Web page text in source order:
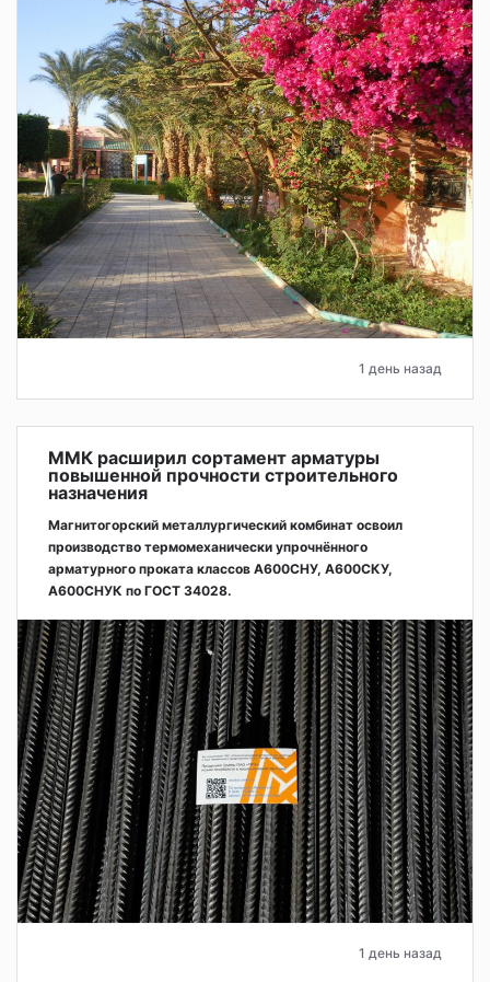
1 день назад
ММК расширил сортамент арматуры
повышенной прочности строительного
назначения
Магнитогорский металлургический комбинат освоил
производство термомеханически упрочнённого
арматурного проката классов А600СНУ, А600СКУ,
А600СНУК по ГОСТ 34028.
1 день назад